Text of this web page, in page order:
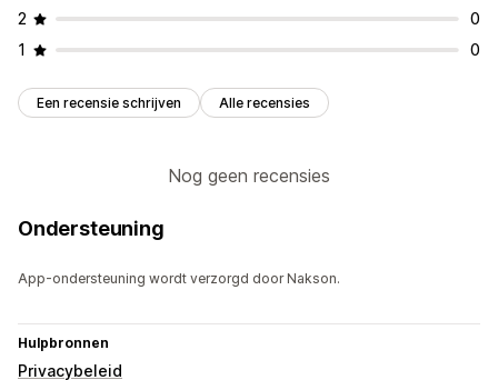
2
0
1
0
Een recensie schrijven Alle recensies
Nog geen recensies
Ondersteuning
App-ondersteuning wordt verzorgd door Nakson.
Hulpbronnen
Privacybeleid